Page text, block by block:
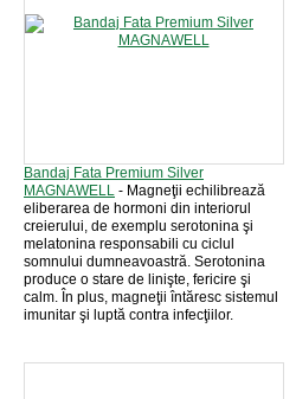
Bandaj Fata Premium Silver
MAGNAWELL - Magneţii echilibrează
eliberarea de hormoni din interiorul
creierului, de exemplu serotonina şi
melatonina responsabili cu ciclul
somnului dumneavoastră. Serotonina
produce o stare de linişte, fericire şi
calm. În plus, magneţii întăresc sistemul
imunitar şi luptă contra infecţiilor.